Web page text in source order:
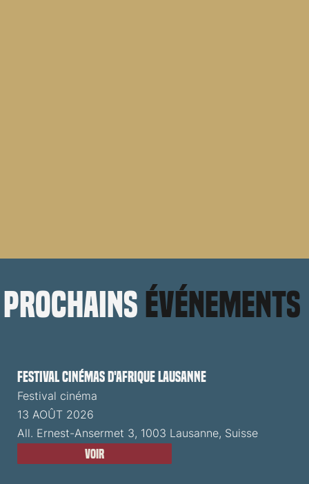
prochains événements
Festival cinémas d'Afrique Lausanne
Festival cinéma
13 AOÛT 2026
All. Ernest-Ansermet 3, 1003 Lausanne, Suisse
Voir